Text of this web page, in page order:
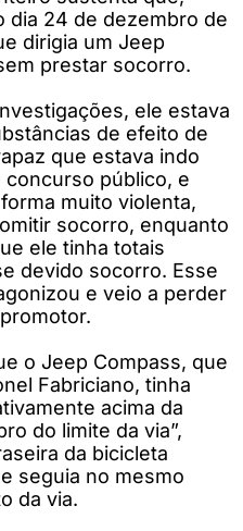
dia 24 de dezembro de
dirigia um Jeep
prestar socorro.
ele estava
de efeito de
que estava indo
público, e
muito violenta,
socorro, enquanto
ele tinha totais
devido socorro. Esse
e veio a perder
o Jeep Compass, que
Fabriciano, tinha
acima da
do limite da via”,
da bicicleta
seguia no mesmo
da via.